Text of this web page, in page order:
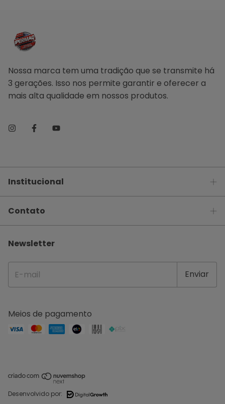
Nossa marca tem uma tradição que se transmite há
3 gerações. Isso nos permite garantir e oferecer a
mais alta qualidade em nossos produtos.
Institucional
Contato
Newsletter
Meios de pagamento
Desenvolvido por: